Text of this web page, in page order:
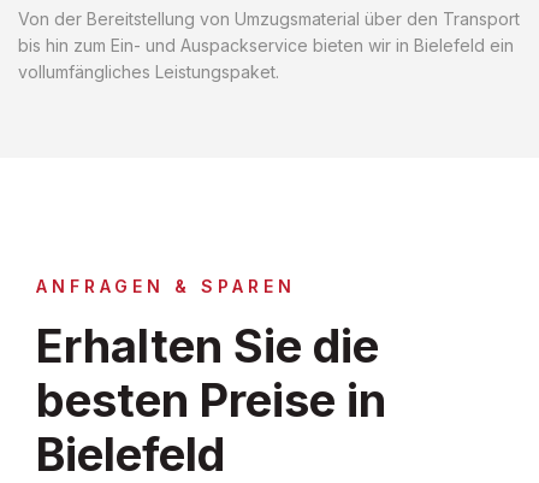
Von der Bereitstellung von Umzugsmaterial über den Transport
bis hin zum Ein- und Auspackservice bieten wir in Bielefeld ein
vollumfängliches Leistungspaket.
ANFRAGEN & SPAREN
Erhalten Sie die
besten Preise in
Bielefeld